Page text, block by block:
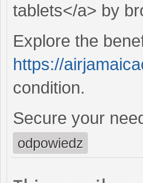
tablets</a> by
Explore the
https://
condition.
Secure your
odpowiedz